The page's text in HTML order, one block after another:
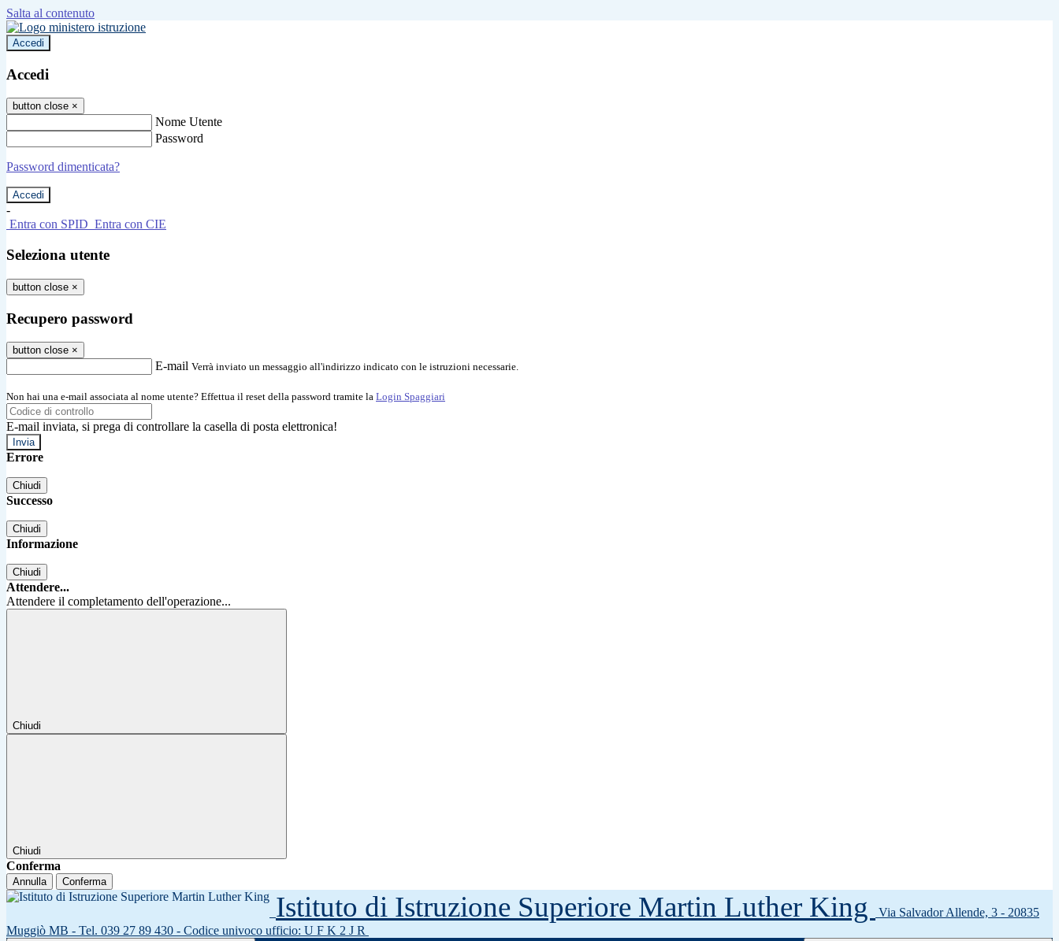
Salta al contenuto
Accedi
Accedi
button close ×
Nome Utente
Password
Password dimenticata?
-
Entra con SPID Entra con CIE
Seleziona utente
button close ×
Recupero password
button close ×
E-mail Verrà inviato un messaggio all'indirizzo indicato con le istruzioni necessarie.
Non hai una e-mail associata al nome utente? Effettua il reset della password tramite la Login Spaggiari
E-mail inviata, si prega di controllare la casella di posta elettronica!
Errore
Chiudi
Successo
Chiudi
Informazione
Chiudi
Attendere...
Attendere il completamento dell'operazione...
Chiudi
Chiudi
Conferma
Annulla Conferma
Istituto di Istruzione Superiore Martin Luther King
Via Salvador Allende, 3 - 20835
Muggiò MB - Tel. 039 27 89 430 - Codice univoco ufficio: U F K 2 J R